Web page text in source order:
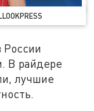
России
В райдере
лучшие